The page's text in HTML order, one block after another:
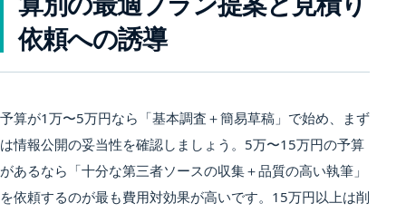
依頼への誘導
予算が1万〜5万円なら「基本調査＋簡易草稿」で始め、まず
は情報公開の妥当性を確認しましょう。5万〜15万円の予算
があるなら「十分な第三者ソースの収集＋品質の高い執筆」
を依頼するのが最も費用対効果が高いです。15万円以上は削